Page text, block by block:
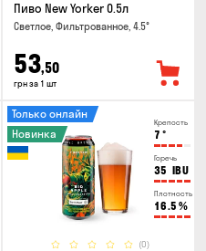
Пиво New Yorker 0.5л
Светлое, Фильтрованное, 4.5°
53,50
грн за 1 шт
Крепость
7 °
Горечь
35 IBU
Плотность
16.5 %
(0)
Только онлайн
Новинка